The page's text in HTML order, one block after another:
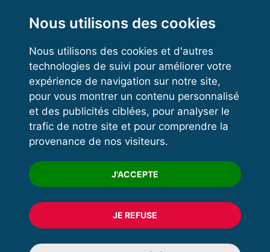
Nous utilisons des cookies
Nous utilisons des cookies et d'autres
technologies de suivi pour améliorer votre
expérience de navigation sur notre site,
pour vous montrer un contenu personnalisé
et des publicités ciblées, pour analyser le
trafic de notre site et pour comprendre la
provenance de nos visiteurs.
J'ACCEPTE
JE REFUSE
Kettlebell
VOS ESPACES
Espace dirigeant
Espace licencié
Trouver un club
Formation
© 2020 FFFORCE Tous droits réservés
Mentions légales